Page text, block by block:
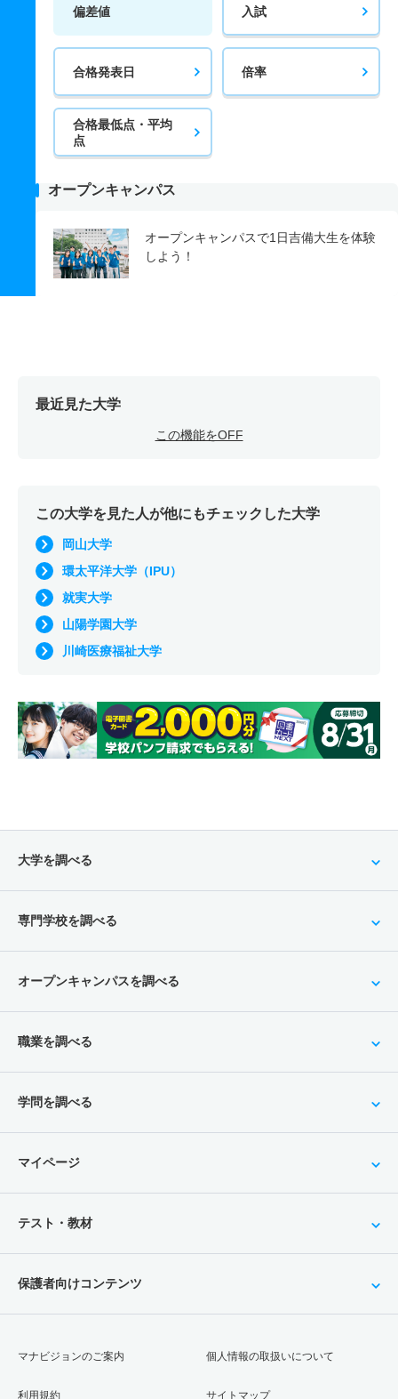
偏差値 入試
合格発表日 倍率
合格最低点・平均
点
オープンキャンパス
オープンキャンパスで1日吉備大生を体験
しよう！
最近見た大学
この機能をOFF
この大学を見た人が他にもチェックした大学
岡山大学
環太平洋大学（IPU）
就実大学
山陽学園大学
川崎医療福祉大学
大学を調べる
専門学校を調べる
オープンキャンパスを調べる
職業を調べる
学問を調べる
マイページ
テスト・教材
保護者向けコンテンツ
マナビジョンのご案内
利用規約
個人情報の取扱いについて
サイトマップ